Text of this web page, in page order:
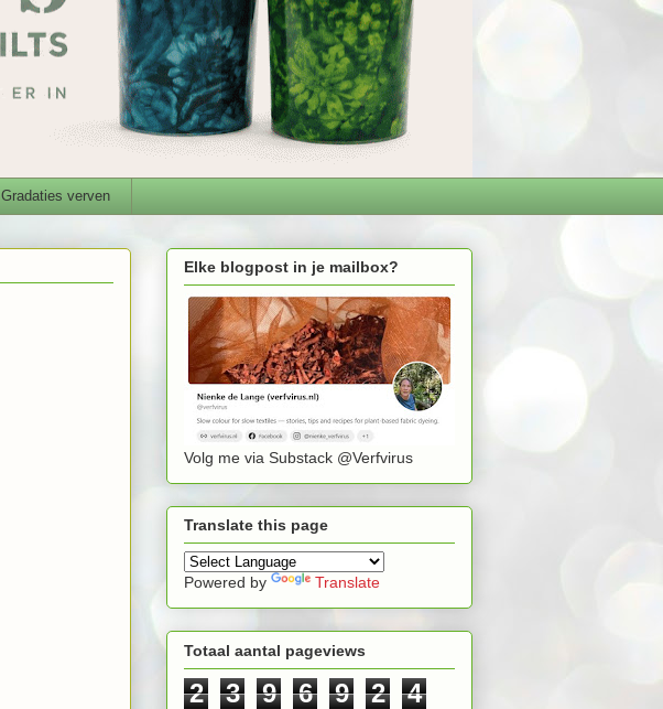
Gradaties verven
Elke blogpost in je mailbox?
Volg me via Substack @Verfvirus
Translate this page
Powered by Translate
Totaal aantal pageviews
2 3 9 6 9 2 4